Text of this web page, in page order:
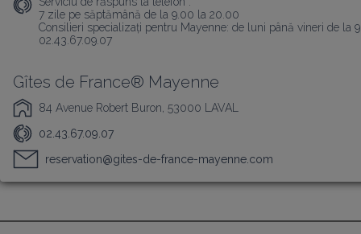
7 zile pe săptămână de la 9.00 la 20.00
Consilieri specializați pentru Mayenne: de luni până vineri de la
02.43.67.09.07
Gîtes de France® Mayenne
84 Avenue Robert Buron, 53000 LAVAL
02.43.67.09.07
reservation@gites-de-france-mayenne.com